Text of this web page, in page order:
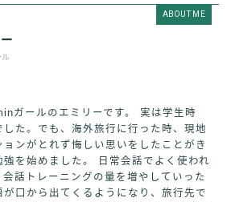
ABOUT ME
ガールのエミリーです。 実は学生時
た。でも、海外旅行に行った時、現地
ンがとれず悔しい思いをしたことがき
強を始めました。 日常会話でよく使われ
話トレーニングの量を増やしていった
が口から出てくるようになり、旅行先で